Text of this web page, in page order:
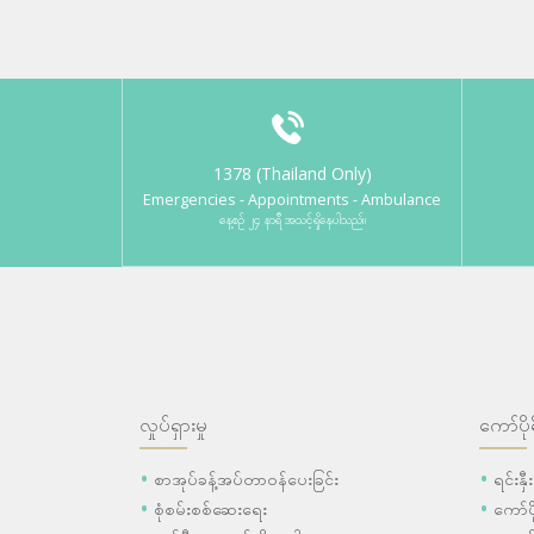
1378 (Thailand Only)
Emergencies - Appointments - Ambulance
နေ့စဉ် ၂၄ နာရီ အသင့်ရှိနေပါသည်။
လှုပ်ရှားမှု
စာအုပ်ခန့်အပ်တာဝန်ပေးခြင်း
စုံစမ်းစစ်ဆေးရေး
ကော်
ရင်း
ကေ